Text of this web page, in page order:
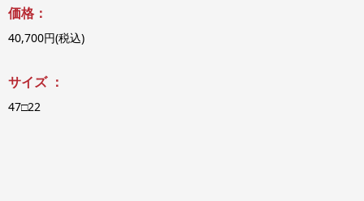
価格：
40,700円(税込)
サイズ ：
47□22